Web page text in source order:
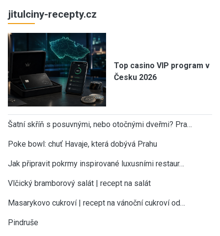
jitulciny-recepty.cz
Top casino VIP program v
Česku 2026
Šatní skříň s posuvnými, nebo otočnými dveřmi? Pra…
Poke bowl: chuť Havaje, která dobývá Prahu
Jak připravit pokrmy inspirované luxusními restaur…
Vlčický bramborový salát | recept na salát
Masarykovo cukroví | recept na vánoční cukroví od…
Pindruše